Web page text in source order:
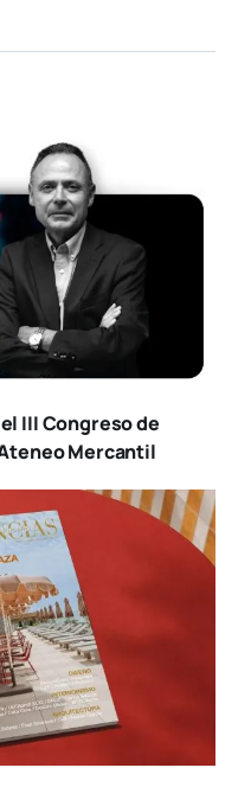
III Congreso de
Mercantil